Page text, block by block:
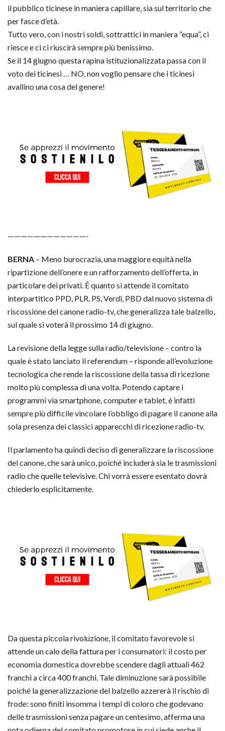
il pubblico ticinese in maniera capillare, sia sul territorio che
per fasce d’età.
Tutto vero, con i nostri soldi, sottrattici in maniera “equa”, ci
riesce e ci ci riuscirà sempre più benissimo.
Se il 14 giugno questa rapina istituzionalizzata passa con il
voto dei ticinesi … NO, non voglio pensare che i ticinesi
avallino una cosa del genere!
————————————-
BERNA – Meno burocrazia, una maggiore equità nella
ripartizione dell’onere e un rafforzamento dell’offerta, in
particolare dei privati. È quanto si attende il comitato
interpartitico PPD, PLR, PS, Verdi, PBD dal nuovo sistema di
riscossione del canone radio-tv, che generalizza tale balzello,
sul quale si voterà il prossimo 14 di giugno.
La revisione della legge sulla radio/televisione – contro la
quale è stato lanciato il referendum – risponde all’evoluzione
tecnologica che rende la riscossione della tassa di ricezione
molto più complessa di una volta. Potendo captare i
programmi via smartphone, computer e tablet, è infatti
sempre più difficile vincolare l’obbligo di pagare il canone alla
sola presenza dei classici apparecchi di ricezione radio-tv.
Il parlamento ha quindi deciso di generalizzare la riscossione
del canone, che sarà unico, poiché includerà sia le trasmissioni
radio che quelle televisive. Chi vorrà essere esentato dovrà
chiederlo esplicitamente.
Da questa piccola rivoluzione, il comitato favorevole si
attende un calo della fattura per i consumatori: il costo per
economia domestica dovrebbe scendere dagli attuali 462
franchi a circa 400 franchi. Tale diminuzione sarà possibile
poiché la generalizzazione del balzello azzererà il rischio di
frode: sono finiti insomma i tempi di coloro che godevano
delle trasmissioni senza pagare un centesimo, afferma una